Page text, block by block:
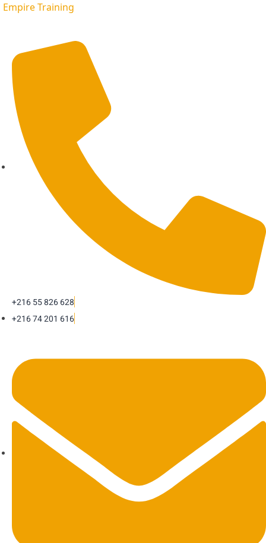
Empire Training
+216 55 826 628
+216 74 201 616